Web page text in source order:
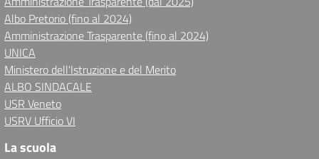
Albo Pretorio (fino al 2024)
Amministrazione Trasparente (fino al 2024)
UNICA
Ministero dell'Istruzione e del Merito
ALBO SINDACALE
USR Veneto
USRV Ufficio VI
La scuola